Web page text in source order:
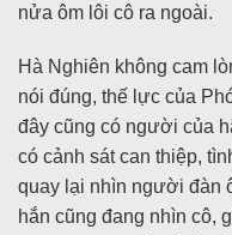
nửa ôm lôi cô ra ngoài.
Hà Nghiên không cam
nói đúng, thế lực của
đây cũng có người của
có cảnh sát can thiệp,
quay lại nhìn người đàn
hắn cũng đang nhìn cô,